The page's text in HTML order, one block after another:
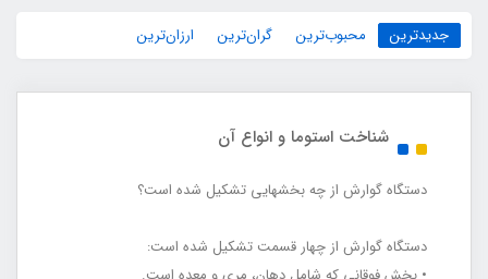
جدیدترین محبوب‌ترین گران‌ترین ارزان‌ترین
شناخت استوما و انواع آن
دستگاه گوارش از چه بخش‏هایی تشکیل شده است؟
دستگاه گوارش از چهار قسمت تشکیل شده است: